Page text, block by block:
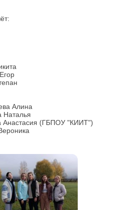
Алина
Наталья
Анастасия (ГБПОУ "КИИТ")